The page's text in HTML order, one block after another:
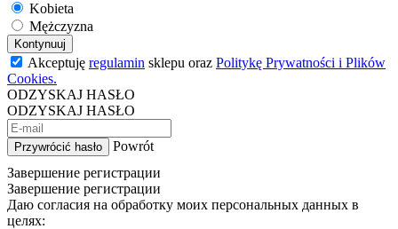
Kobieta
Mężczyzna
Kontynuuj
Akceptuję regulamin sklepu oraz Politykę Prywatności i Plików
Cookies.
ODZYSKAJ HASŁO
ODZYSKAJ HASŁO
Przywrócić hasło
Powrót
Завершение регистрации
Завершение регистрации
Даю согласия на обработку моих персональных данных в
целях: